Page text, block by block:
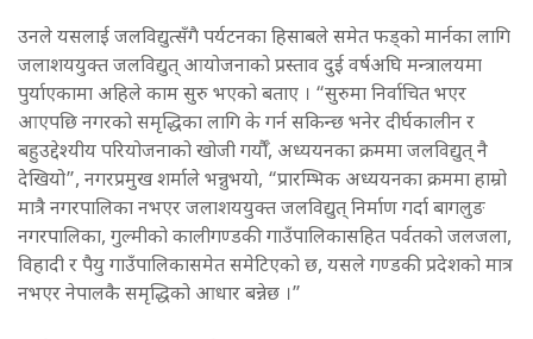
उनले यसलाई जलविद्युत्सँगै पर्यटनका हिसाबले समेत फड्को मार्नका लागि
जलाशययुक्त जलविद्युत् आयोजनाको प्रस्ताव दुई वर्षअघि मन्त्रालयमा
पुर्याएकामा अहिले काम सुरु भएको बताए । “सुरुमा निर्वाचित भएर
आएपछि नगरको समृद्धिका लागि के गर्न सकिन्छ भनेर दीर्घकालीन र
बहुउद्देश्यीय परियोजनाको खोजी गर्यौँ, अध्ययनका क्रममा जलविद्युत् नै
देखियो”, नगरप्रमुख शर्माले भन्नुभयो, “प्रारम्भिक अध्ययनका क्रममा हाम्रो
मात्रै नगरपालिका नभएर जलाशययुक्त जलविद्युत् निर्माण गर्दा बागलुङ
नगरपालिका, गुल्मीको कालीगण्डकी गाउँपालिकासहित पर्वतको जलजला,
विहादी र पैयु गाउँपालिकासमेत समेटिएको छ, यसले गण्डकी प्रदेशको मात्र
नभएर नेपालकै समृद्धिको आधार बन्नेछ ।”